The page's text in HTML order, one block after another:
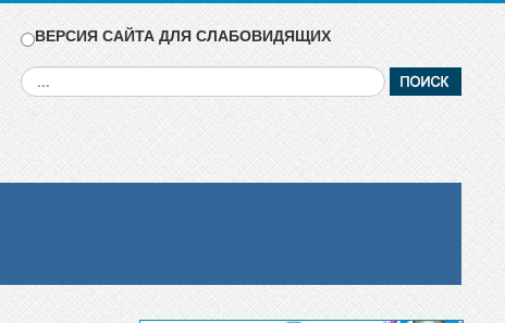
ВЕРСИЯ САЙТА ДЛЯ СЛАБОВИДЯЩИХ
Искать...